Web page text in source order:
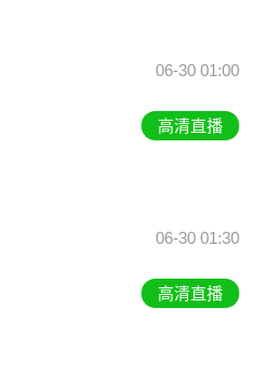
06-30 01:00
高清直播
06-30 01:30
高清直播